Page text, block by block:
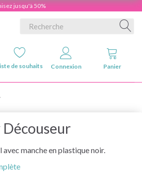
jusqu'à 50%
de souhaits Connexion Panier
manche en plastique noir.